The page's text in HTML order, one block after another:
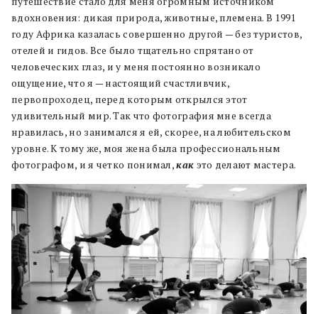
вдохновения: дикая природа, животные, племена. В 1991
году Африка казалась совершенно другой — без туристов,
отелей и гидов. Все было тщательно спрятано от
человеческих глаз, и у меня постоянно возникало
ощущение, что я — настоящий счастливчик,
первопроходец, перед которым открылся этот
удивительный мир. Так что фотография мне всегда
нравилась, но занимался я ей, скорее, на любительском
уровне. К тому же, моя жена была профессиональным
фотографом, и я четко понимал,как это делают мастера.